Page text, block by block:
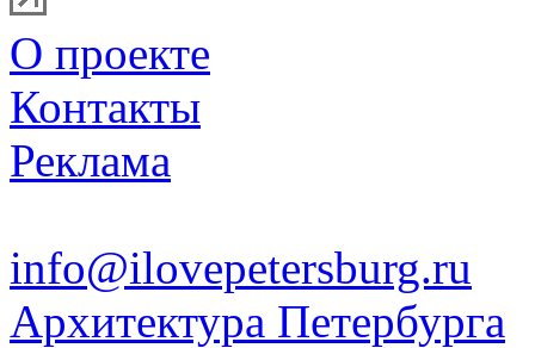
О проекте
Контакты
Реклама
info@ilovepetersburg.ru
Архитектура Петербурга